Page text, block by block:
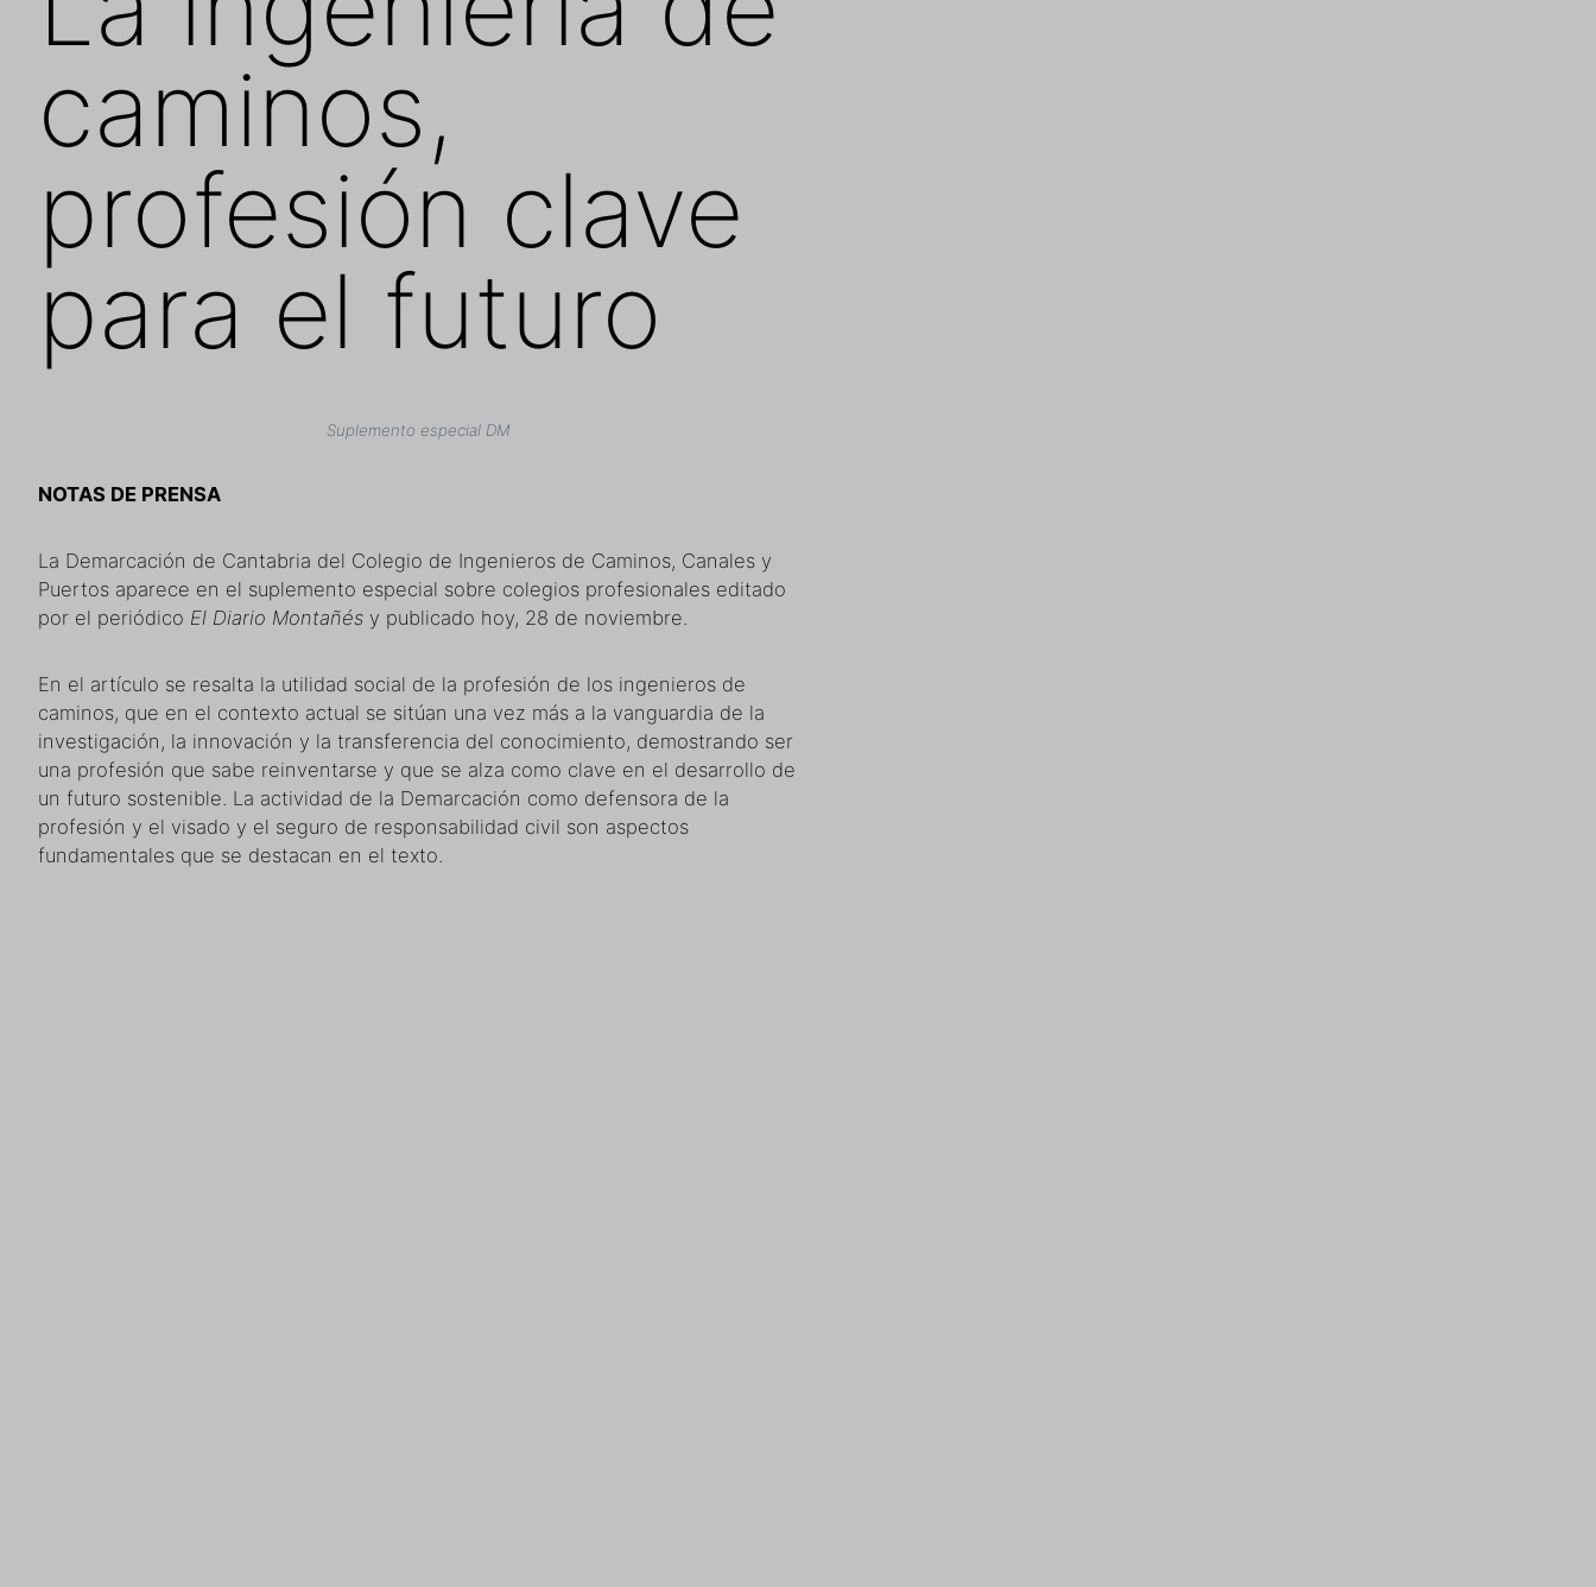
caminos,
profesión clave
para el futuro
Suplemento especial DM
NOTAS DE PRENSA
La Demarcación de Cantabria del Colegio de Ingenieros de Caminos, Canales y
Puertos aparece en el suplemento especial sobre colegios profesionales editado
por el periódico El Diario Montañés y publicado hoy, 28 de noviembre.
En el artículo se resalta la utilidad social de la profesión de los ingenieros de
caminos, que en el contexto actual se sitúan una vez más a la vanguardia de la
investigación, la innovación y la transferencia del conocimiento, demostrando ser
una profesión que sabe reinventarse y que se alza como clave en el desarrollo de
un futuro sostenible. La actividad de la Demarcación como defensora de la
profesión y el visado y el seguro de responsabilidad civil son aspectos
fundamentales que se destacan en el texto.